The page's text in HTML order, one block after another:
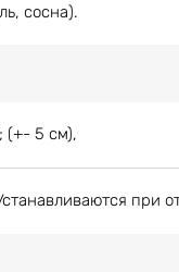
сосна).
(+- 5 см),
при